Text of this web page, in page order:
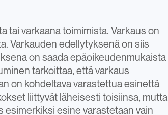
tai varkaana toimimista. Varkaus on
Varkauden edellytyksenä on siis
on saada epäoikeudenmukaista
tarkoittaa, että varkaus
on kohdeltava varastettua esinettä
liittyvät läheisesti toisiinsa, mutta
esimerkiksi esine varastetaan vain